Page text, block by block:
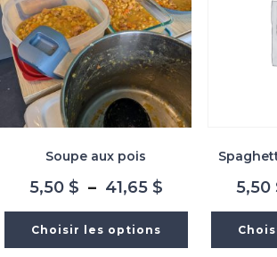
Soupe aux pois
5,50 $ – 41,65 $Plage
5,50 $
Choisir les options
5,50